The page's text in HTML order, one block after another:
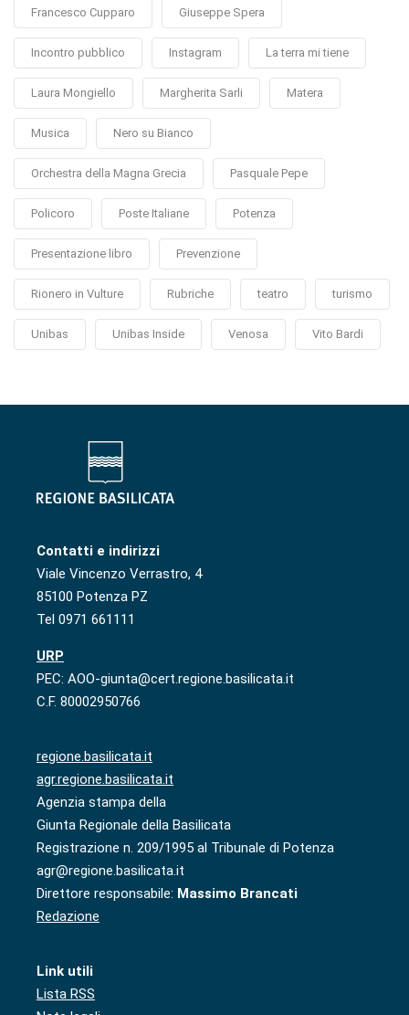
Francesco Cupparo Giuseppe Spera
Incontro pubblico Instagram La terra mi tiene
Laura Mongiello Margherita Sarli Matera
Musica Nero su Bianco
Orchestra della Magna Grecia Pasquale Pepe
Policoro Poste Italiane Potenza
Presentazione libro Prevenzione
Rionero in Vulture Rubriche teatro turismo
Unibas Unibas Inside Venosa Vito Bardi
Contatti e indirizzi
Viale Vincenzo Verrastro, 4
85100 Potenza PZ
Tel 0971 661111
URP
PEC: AOO-giunta@cert.regione.basilicata.it
C.F. 80002950766
regione.basilicata.it
agr.regione.basilicata.it
Agenzia stampa della
Giunta Regionale della Basilicata
Registrazione n. 209/1995 al Tribunale di Potenza
agr@regione.basilicata.it
Direttore responsabile: Massimo Brancati
Redazione
Link utili
Lista RSS